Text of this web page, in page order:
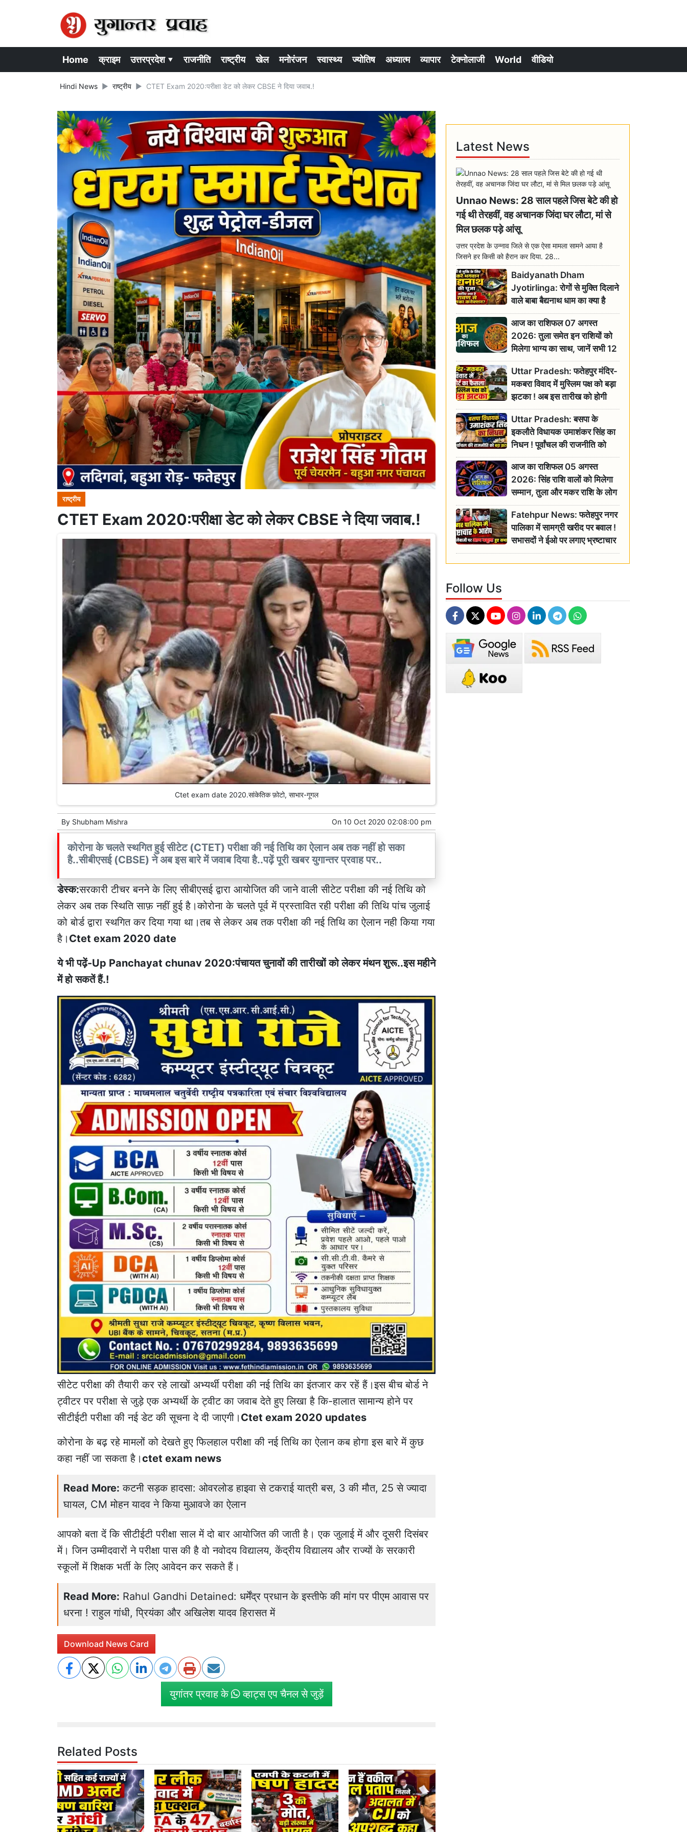
Home क्राइम उत्तरप्रदेश ▾ राजनीति राष्ट्रीय खेल मनोरंजन स्वास्थ्य ज्योतिष अध्यात्म व्यापार टेक्नोलाजी World वीडियो
Hindi News राष्ट्रीय CTET Exam 2020:परीक्षा डेट को लेकर CBSE ने दिया जवाब.!
राष्ट्रीय
CTET Exam 2020:परीक्षा डेट को लेकर CBSE ने दिया जवाब.!
Ctet exam date 2020.सांकेतिक फ़ोटो, साभार-गूगल
By Shubham Mishra On 10 Oct 2020 02:08:00 pm
कोरोना के चलते स्थगित हुई सीटेट (CTET) परीक्षा की नई तिथि का ऐलान अब तक नहीं हो सका
है..सीबीएसई (CBSE) ने अब इस बारे में जवाब दिया है..पढ़ें पूरी खबर युगान्तर प्रवाह पर..
डेस्क:सरकारी टीचर बनने के लिए सीबीएसई द्वारा आयोजित की जाने वाली सीटेट परीक्षा की नई तिथि को
लेकर अब तक स्थिति साफ़ नहीं हुई है।कोरोना के चलते पूर्व में प्रस्तावित रही परीक्षा की तिथि पांच जुलाई
को बोर्ड द्वारा स्थगित कर दिया गया था।तब से लेकर अब तक परीक्षा की नई तिथि का ऐलान नही किया गया
है। Ctet exam 2020 date
ये भी पढ़ें-Up Panchayat chunav 2020:पंचायत चुनावों की तारीखों को लेकर मंथन शुरू..इस महीने
में हो सकतें हैं.!
सीटेट परीक्षा की तैयारी कर रहे लाखों अभ्यर्थी परीक्षा की नई तिथि का इंतजार कर रहें हैं।इस बीच बोर्ड ने
ट्वीटर पर परीक्षा से जुड़े एक अभ्यर्थी के ट्वीट का जवाब देते हुए लिखा है कि-हालात सामान्य होने पर
सीटीईटी परीक्षा की नई डेट की सूचना दे दी जाएगी। Ctet exam 2020 updates
कोरोना के बढ़ रहे मामलों को देखते हुए फिलहाल परीक्षा की नई तिथि का ऐलान कब होगा इस बारे में कुछ
कहा नहीं जा सकता है।ctet exam news
Read More: कटनी सड़क हादसा: ओवरलोड हाइवा से टकराई यात्री बस, 3 की मौत, 25 से ज्यादा
घायल, CM मोहन यादव ने किया मुआवजे का ऐलान
आपको बता दें कि सीटीईटी परीक्षा साल में दो बार आयोजित की जाती है। एक जुलाई में और दूसरी दिसंबर
में। जिन उम्मीदवारों ने परीक्षा पास की है वो नवोदय विद्यालय, केंद्रीय विद्यालय और राज्यों के सरकारी
स्कूलों में शिक्षक भर्ती के लिए आवेदन कर सकते हैं।
Read More: Rahul Gandhi Detained: धर्मेंद्र प्रधान के इस्तीफे की मांग पर पीएम आवास पर
धरना ! राहुल गांधी, प्रियंका और अखिलेश यादव हिरासत में
Download News Card
युगांतर प्रवाह के व्हाट्स एप चैनल से जुड़ें
Related Posts
Latest News
Unnao News: 28 साल पहले जिस बेटे की हो
गई थी तेरहवीं, वह अचानक जिंदा घर लौटा, मां से
मिल छलक पड़े आंसू
उत्तर प्रदेश के उन्नाव जिले से एक ऐसा मामला सामने आया है
जिसने हर किसी को हैरान कर दिया. 28...
Baidyanath Dham
Jyotirlinga: रोगों से मुक्ति दिलाने
वाले बाबा बैद्यनाथ धाम का क्या है
रावण से संबंध? जानिए ज्योतिर्लिंग की
महिमा
आज का राशिफल 07 अगस्त
2026: तुला समेत इन राशियों को
मिलेगा भाग्य का साथ, जानें सभी 12
राशियों का दैनिक भाग्यफल
Uttar Pradesh: फतेहपुर मंदिर-
मकबरा विवाद में मुस्लिम पक्ष को बड़ा
झटका ! अब इस तारीख को होगी
सुनवाई
Uttar Pradesh: बसपा के
इकलौते विधायक उमाशंकर सिंह का
निधन ! पूर्वांचल की राजनीति को
बड़ा झटका, योगी ने जताया दुःख
आज का राशिफल 05 अगस्त
2026: सिंह राशि वालों को मिलेगा
सम्मान, तुला और मकर राशि के लोग
रहें सतर्क
Fatehpur News: फतेहपुर नगर
पालिका में सामग्री खरीद पर बवाल !
सभासदों ने ईओ पर लगाए भ्रष्टाचार
के गंभीर आरोप
Follow Us